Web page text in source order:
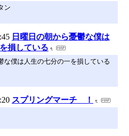
ン
日曜日の朝から憂鬱な僕は
損している
な僕は人生の七分の一を損している
スプリングマーチ ！